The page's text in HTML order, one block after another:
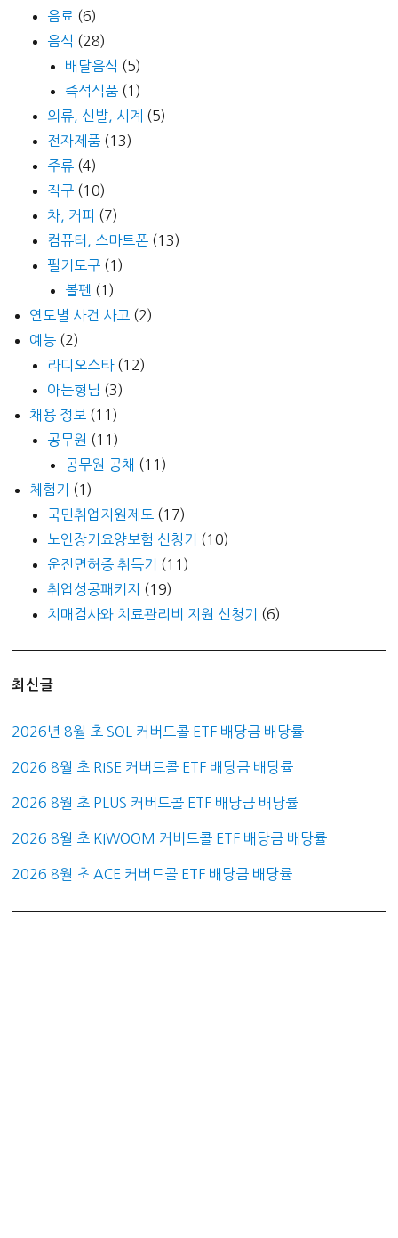
음료 (6)
음식 (28)
배달음식 (5)
즉석식품 (1)
의류, 신발, 시계
(5)
전자제품 (13)
주류 (4)
직구 (10)
차, 커피 (7)
컴퓨터, 스마트폰 (13)
필기도구 (1)
볼펜 (1)
연도별 사건 사고 (2)
예능 (2)
라디오스타(12)
아는형님 (3)
채용 정보 (11)
공무원 (11)
공무원 공채 (11)
체험기
(1)
국민취업지원제도 (17)
노인장기요양보험 신청기
(10)
운전면허증 취득기
(11)
취업성공패키지
(19)
치매검사와 치료관리비 지원 신청기
(6)
최신글
2026년 8월 초 SOL 커버드콜 ETF 배당금 배당률
2026 8월 초 RISE 커버드콜 ETF 배당금 배당률
2026 8월 초 PLUS 커버드콜 ETF 배당금 배당률
2026 8월 초 KIWOOM 커버드콜 ETF 배당금 배당률
2026 8월 초 ACE 커버드콜 ETF 배당금 배당률